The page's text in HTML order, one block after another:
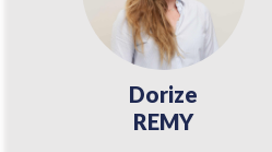
Dorize
REMY